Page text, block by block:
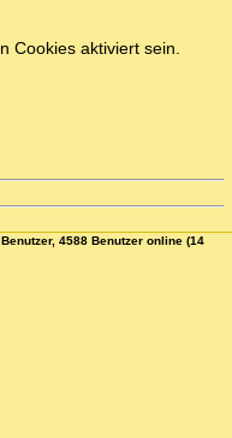
Cookies aktiviert sein.
4588 Benutzer online (14